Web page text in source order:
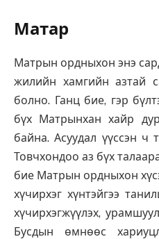
Матар
Матрын ордныхон энэ
жилийн хамгийн азтай
болно. Ганц бие, гэр
бүх Матрынхан хайр
байна. Асуудал үүссэн ч
Товчхондоо аз бүх
бие Матрын ордныхон
хүчирхэг хүнтэйгээ
хүчирхэгжүүлэх,
Бусдын өмнөөс